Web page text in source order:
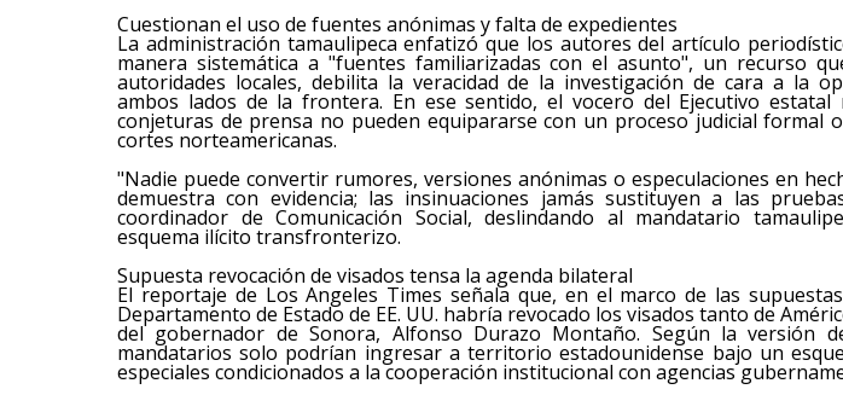
Cuestionan el uso de fuentes anónimas y falta de expedientes
La administración tamaulipeca enfatizó que los autores del artículo
manera sistemática a "fuentes familiarizadas con el asunto", un recurso
autoridades locales, debilita la veracidad de la investigación de cara a la
ambos lados de la frontera. En ese sentido, el vocero del Ejecutivo estatal
conjeturas de prensa no pueden equipararse con un proceso judicial formal
cortes norteamericanas.
"Nadie puede convertir rumores, versiones anónimas o especulaciones en
demuestra con evidencia; las insinuaciones jamás sustituyen a las
coordinador de Comunicación Social, deslindando al mandatario
esquema ilícito transfronterizo.
Supuesta revocación de visados tensa la agenda bilateral
El reportaje de Los Angeles Times señala que, en el marco de las
Departamento de Estado de EE. UU. habría revocado los visados tanto de
del gobernador de Sonora, Alfonso Durazo Montaño. Según la versión
mandatarios solo podrían ingresar a territorio estadounidense bajo un
especiales condicionados a la cooperación institucional con agencias